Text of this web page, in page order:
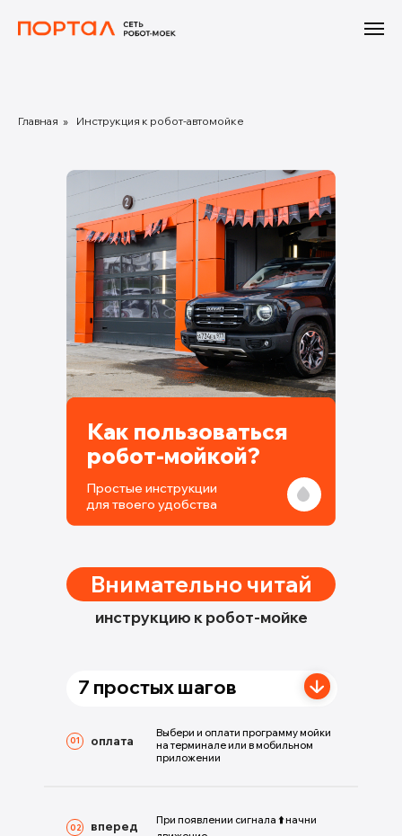
Главная » Инструкция к робот-автомойке
Внимательно читай
инструкцию к робот-мойке
Как пользоваться
робот-мойкой?
Простые инструкции
для твоего удобства
оплата
Выбери и оплати программу мойки
на терминале или в мобильном
приложении
01
вперед При появлении сигнала ⬆️начни
02
7 простых шагов